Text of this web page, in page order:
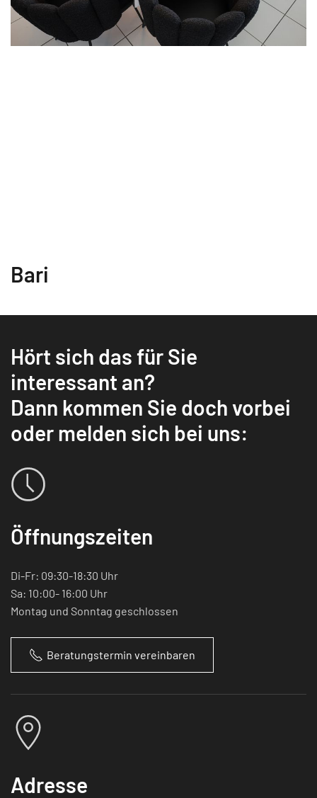
Bari
Hört sich das für Sie
interessant an?
Dann kommen Sie doch vorbei
oder melden sich bei uns:
Öffnungszeiten
Di-Fr: 09:30-18:30 Uhr
Sa: 10:00- 16:00 Uhr
Montag und Sonntag geschlossen
Beratungstermin vereinbaren
Adresse